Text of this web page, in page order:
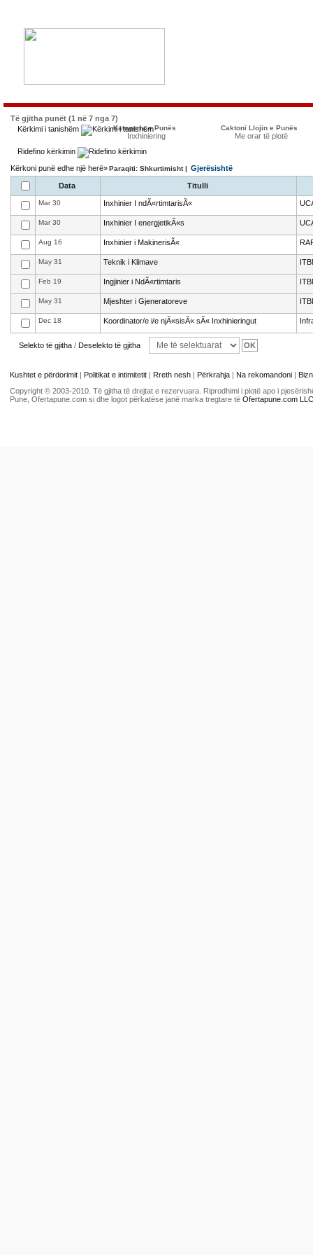
Të gjitha punët (1 në 7 nga 7)
Kërkimi i tanishëm
Kategoria e Punës
Inxhiniering
Caktoni Llojin e Punës
Me orar të plotë
Ridefino kërkimin
Kërkoni punë edhe një herë»Paraqiti: Shkurtimisht | Gjerësishtë
Data Titulli
Mar 30 Inxhinier I ndÃ«rtimtarisÃ«
Mar 30 Inxhinier I energjetikÃ«s
Aug 16 Inxhinier i MakinerisÃ«
May 31 Teknik i Klimave
Feb 19 Ingjinier i NdÃ«rtimtaris
May 31 Mjeshter i Gjeneratoreve
Dec 18 Koordinator/e i/e njÃ«sisÃ« sÃ« Inxhinieringut
Selekto të gjitha / Deselekto të gjitha
Kushtet e përdorimit | Politikat e intimitetit | Rreth nesh | Përkrahja | Na rekomandoni |
Copyright © 2003-2010. Të gjitha të drejtat e rezervuara. Riprodhimi i plotë apo i
Pune, Ofertapune.com si dhe logot përkatëse janë marka tregtare të Ofertapune.com LLC